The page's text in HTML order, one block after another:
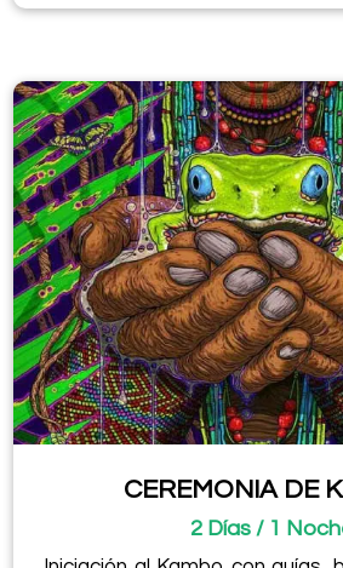
CEREMONIA DE
2 Días / 1